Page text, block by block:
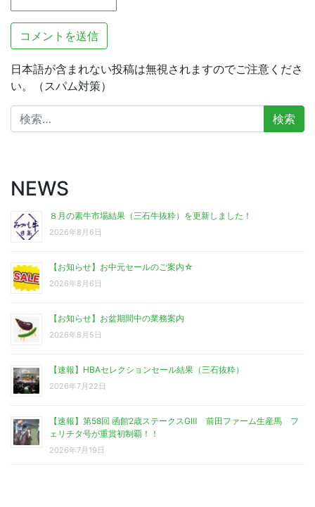
日本語が含まれない投稿は無視されますのでご注意くださ
い。（スパム対策）
検
索:
NEWS
８月の素牛市場結果（三石牛抜粋）を更新しました！
2026年8月6日
【お知らせ】お中元セールのご案内☆
2026年8月6日
【お知らせ】お盆期間中の業務案内
2026年8月5日
【速報】HBAセレクションセール結果（三石抜粋）
2026年7月22日
【速報】第58回 函館2歳ステークスGⅢ 前田ファーム生産馬 フ
ェリチタ号が重賞初制覇！！
2026年7月19日